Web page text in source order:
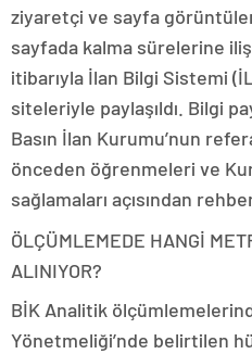
ziyaretçi ve sayfa
sayfada kalma sürelerine
itibarıyla İlan Bilgi Sistemi
siteleriyle paylaşıldı. Bilgi
Basın İlan Kurumu’nun
önceden öğrenmeleri ve
sağlamaları açısından
ÖLÇÜMLEMEDE HANGİ
ALINIYOR?
BİK Analitik
Yönetmeliği’nde belirtilen